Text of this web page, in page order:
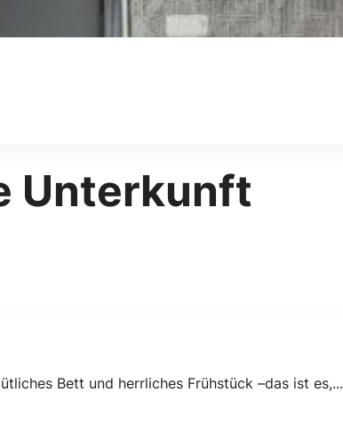
Unterkunft
Bett und herrliches Frühstück –das ist es,...